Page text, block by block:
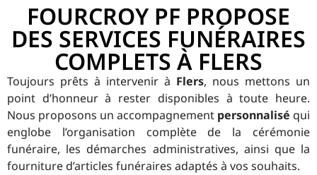
FOURCROY PF PROPOSE
DES SERVICES FUNÉRAIRES
COMPLETS À FLERS
Toujours prêts à intervenir à Flers, nous mettons un
point d’honneur à rester disponibles à toute heure.
Nous proposons un accompagnement personnalisé qui
englobe l’organisation complète de la cérémonie
funéraire, les démarches administratives, ainsi que la
fourniture d’articles funéraires adaptés à vos souhaits.